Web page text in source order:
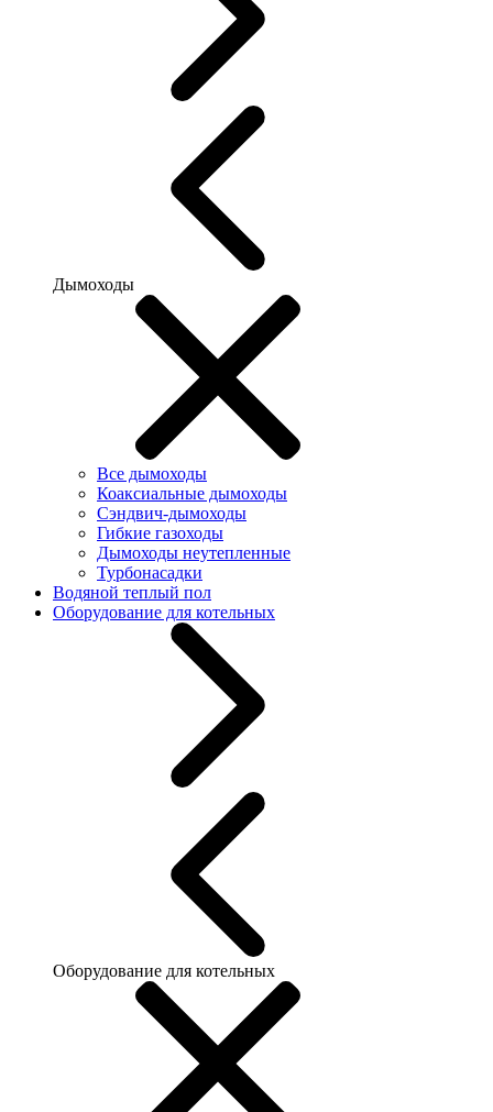
Дымоходы
Все дымоходы
Коаксиальные дымоходы
Сэндвич-дымоходы
Гибкие газоходы
Дымоходы неутепленные
Турбонасадки
Водяной теплый пол
Оборудование для котельных
Оборудование для котельных